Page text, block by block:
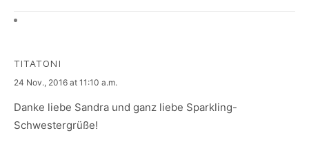
TITATONI
says:
24 Nov., 2016 at 11:10 a.m.
Danke liebe Sandra und ganz liebe Sparkling-
Schwestergrüße!